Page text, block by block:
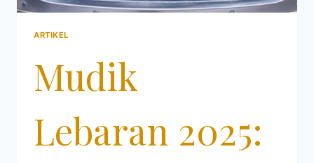
ARTIKEL
Mudik
Lebaran 2025: